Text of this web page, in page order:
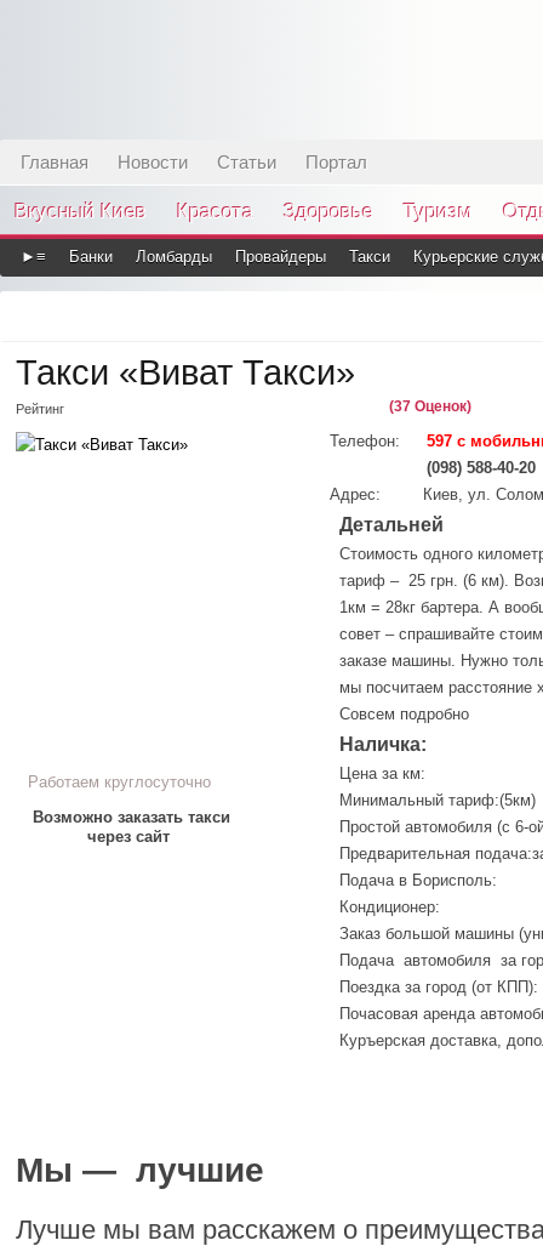
Главная Новости Статьи Портал
Вкусный Киев Красота Здоровье Туризм
►≡ Банки Ломбарды Провайдеры Такси Курьерские
Такси «Виват Такси»
Рейтинг (37 Оценок)
Телефон:
597 с
(098) 588-40-20
Адрес:
Киев, ул.
Работаем круглосуточно
Возможно заказать такси
через сайт
Детальней
Стоимость одного
тариф – 25 грн. (6 км).
1км = 28кг бартера. А
совет – спрашивайте
заказе машины. Нужно
мы посчитаем расстояние
Совсем подробно
Наличка:
Цена за км:
Минимальный тариф:(5км)
Простой автомобиля (с 6-
Предварительная
Подача в Борисполь:
Кондиционер:
Заказ большой машины
Подача автомобиля за
Поездка за город (от КПП):
Почасовая аренда
Куръерская доставка,
Мы — лучшие
Лучше мы вам расскажем о